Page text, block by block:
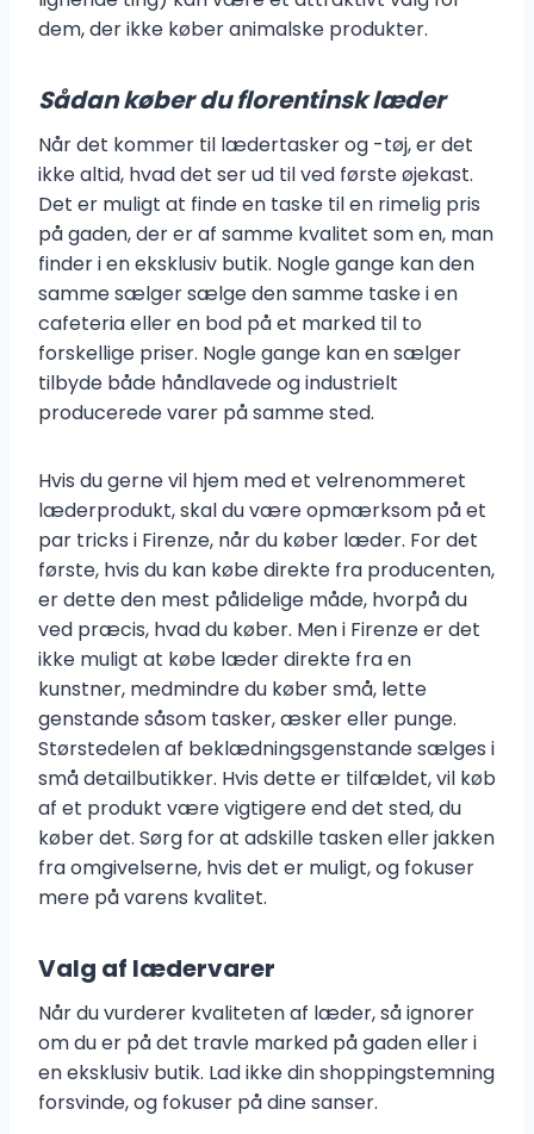
dem, der ikke køber animalske produkter.
Sådan køber du florentinsk læder
Når det kommer til lædertasker og -tøj, er det
ikke altid, hvad det ser ud til ved første øjekast.
Det er muligt at finde en taske til en rimelig pris
på gaden, der er af samme kvalitet som en, man
finder i en eksklusiv butik. Nogle gange kan den
samme sælger sælge den samme taske i en
cafeteria eller en bod på et marked til to
forskellige priser. Nogle gange kan en sælger
tilbyde både håndlavede og industrielt
producerede varer på samme sted.
Hvis du gerne vil hjem med et velrenommeret
læderprodukt, skal du være opmærksom på et
par tricks i Firenze, når du køber læder. For det
første, hvis du kan købe direkte fra producenten,
er dette den mest pålidelige måde, hvorpå du
ved præcis, hvad du køber. Men i Firenze er det
ikke muligt at købe læder direkte fra en
kunstner, medmindre du køber små, lette
genstande såsom tasker, æsker eller punge.
Størstedelen af beklædningsgenstande sælges i
små detailbutikker. Hvis dette er tilfældet, vil køb
af et produkt være vigtigere end det sted, du
køber det. Sørg for at adskille tasken eller jakken
fra omgivelserne, hvis det er muligt, og fokuser
mere på varens kvalitet.
Valg af lædervarer
Når du vurderer kvaliteten af læder, så ignorer
om du er på det travle marked på gaden eller i
en eksklusiv butik. Lad ikke din shoppingstemning
forsvinde, og fokuser på dine sanser.